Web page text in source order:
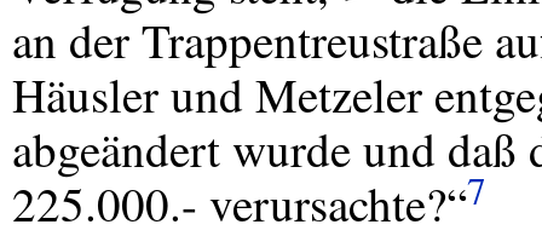
an der Trappentreustraße
Häusler und Metzeler
abgeändert wurde und
225.000.- verursachte?“7